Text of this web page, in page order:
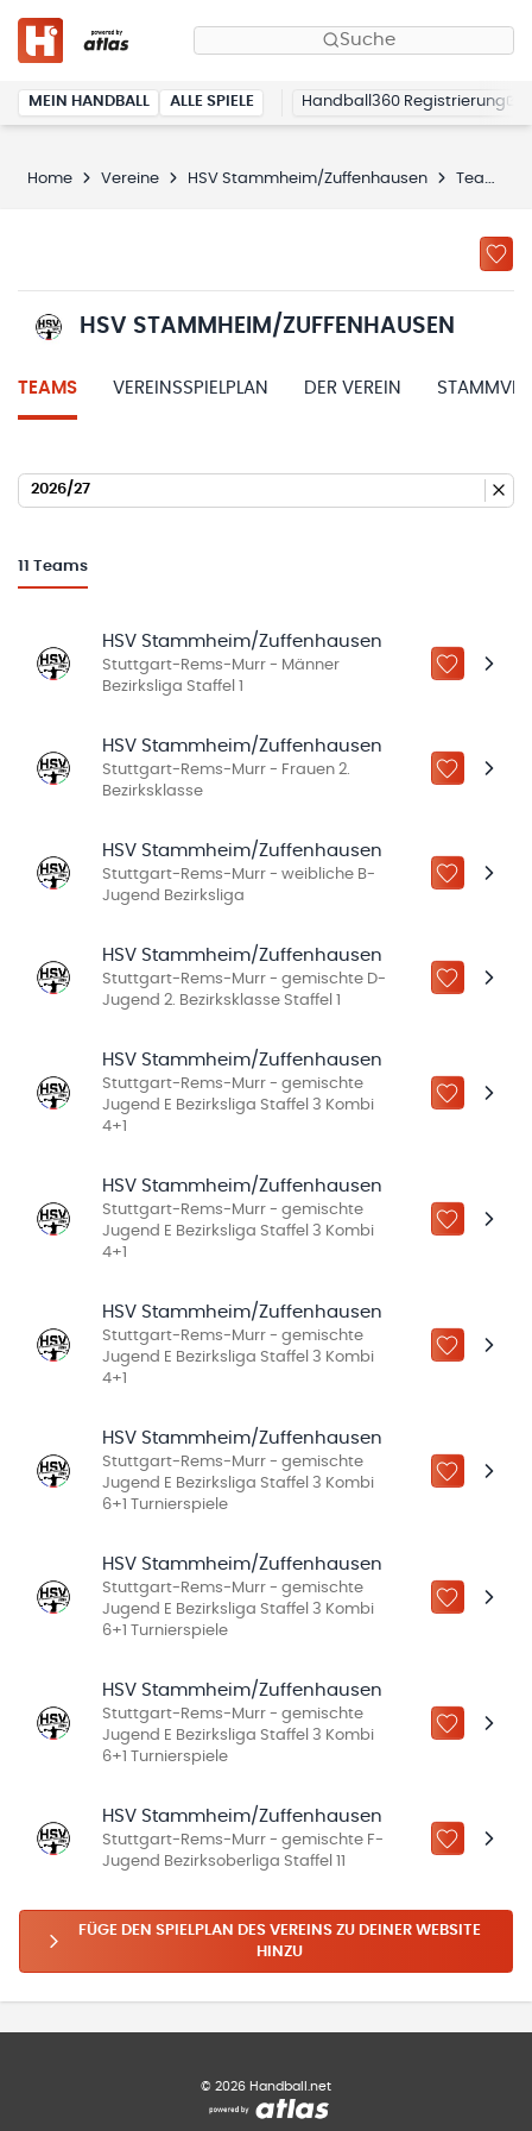
Suche
MEIN HANDBALL ALLE SPIELE Handball360 Registrierung
Home Vereine HSV Stammheim/Zuffenhausen Teams
HSV STAMMHEIM/ZUFFENHAUSEN
TEAMS VEREINSSPIELPLAN DER VEREIN
2026/27
11 Teams
HSV Stammheim/Zuffenhausen
Stuttgart-Rems-Murr - Männer
Bezirksliga Staffel 1
ZU „MEINE
HSV Stammheim/Zuffenhausen
Stuttgart-Rems-Murr - Frauen 2.
Bezirksklasse
ZU „MEINE
HSV Stammheim/Zuffenhausen
Stuttgart-Rems-Murr - weibliche B-
Jugend Bezirksliga
ZU „MEINE
HSV Stammheim/Zuffenhausen
Stuttgart-Rems-Murr - gemischte D-
Jugend 2. Bezirksklasse Staffel 1
ZU „MEINE
HSV Stammheim/Zuffenhausen
Stuttgart-Rems-Murr - gemischte
Jugend E Bezirksliga Staffel 3 Kombi
4+1
ZU „MEINE
HSV Stammheim/Zuffenhausen
Stuttgart-Rems-Murr - gemischte
Jugend E Bezirksliga Staffel 3 Kombi
4+1
ZU „MEINE
HSV Stammheim/Zuffenhausen
Stuttgart-Rems-Murr - gemischte
Jugend E Bezirksliga Staffel 3 Kombi
4+1
ZU „MEINE
HSV Stammheim/Zuffenhausen
Stuttgart-Rems-Murr - gemischte
Jugend E Bezirksliga Staffel 3 Kombi
6+1 Turnierspiele
ZU „MEINE
HSV Stammheim/Zuffenhausen
Stuttgart-Rems-Murr - gemischte
Jugend E Bezirksliga Staffel 3 Kombi
6+1 Turnierspiele
ZU „MEINE
HSV Stammheim/Zuffenhausen
Stuttgart-Rems-Murr - gemischte
Jugend E Bezirksliga Staffel 3 Kombi
6+1 Turnierspiele
ZU „MEINE
HSV Stammheim/Zuffenhausen
Stuttgart-Rems-Murr - gemischte F-
Jugend Bezirksoberliga Staffel 11
ZU „MEINE
FÜGE DEN SPIELPLAN DES VEREINS ZU DEINER WEBSITE
HINZU
© 2026 Handball.net